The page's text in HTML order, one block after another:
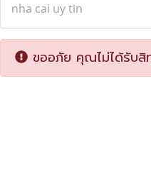
nha cai uy tin
ขออภัย คุณไม่ได้รับสิ